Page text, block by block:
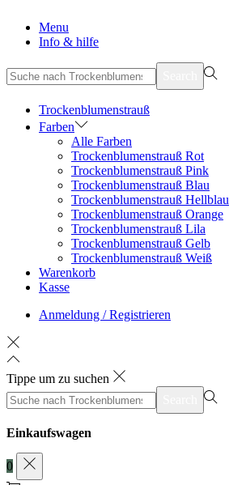
Menu
Info & hilfe
Trockenblumenstrauß
Farben
Alle Farben
Trockenblumenstrauß Rot
Trockenblumenstrauß Pink
Trockenblumenstrauß Blau
Trockenblumenstrauß Hellblau
Trockenblumenstrauß Orange
Trockenblumenstrauß Lila
Trockenblumenstrauß Gelb
Trockenblumenstrauß Weiß
Warenkorb
Kasse
Anmeldung / Registrieren
Tippe um zu suchen
Einkaufswagen
0